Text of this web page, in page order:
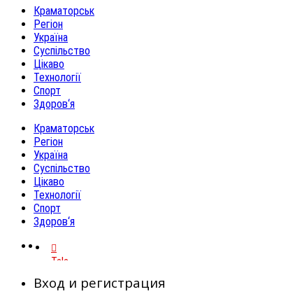
Краматорськ
Регіон
Україна
Суспільство
Цікаво
Технології
Спорт
Здоров‘я
Краматорськ
Регіон
Україна
Суспільство
Цікаво
Технології
Спорт
Здоров‘я
Telegram
Вход и регистрация